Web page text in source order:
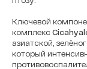
Ключевой
комплекс
азиатской,
который